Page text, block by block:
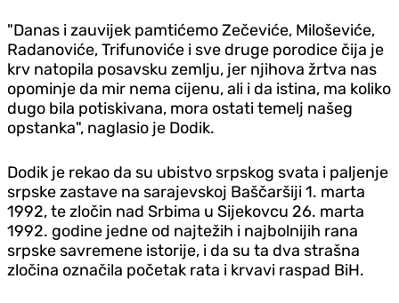
"Danas i zauvijek pamtićemo Zečeviće, Miloševiće,
Radanoviće, Trifunoviće i sve druge porodice čija je
krv natopila posavsku zemlju, jer njihova žrtva nas
opominje da mir nema cijenu, ali i da istina, ma koliko
dugo bila potiskivana, mora ostati temelj našeg
opstanka", naglasio je Dodik.
Dodik je rekao da su ubistvo srpskog svata i paljenje
srpske zastave na sarajevskoj Baščaršiji 1. marta
1992, te zločin nad Srbima u Sijekovcu 26. marta
1992. godine jedne od najtežih i najbolnijih rana
srpske savremene istorije, i da su ta dva strašna
zločina označila početak rata i krvavi raspad BiH.